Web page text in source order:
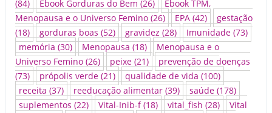
(84)
Ebook Gorduras do Bem (26)
Ebook TPM,
Menopausa e o Universo Femino (26) EPA (42)
gestação
(18)
gorduras boas (52) gravidez (28) Imunidade (73)
memória (30) Menopausa (18)
Menopausa e o
Universo Femino (26) peixe (21)
prevenção de doenças
(73)
própolis verde (21) qualidade de vida (100)
receita (37) reeducação alimentar (39) saúde (178)
suplementos (22) Vital-Inib-f(18) vital_fish (28)
Vital